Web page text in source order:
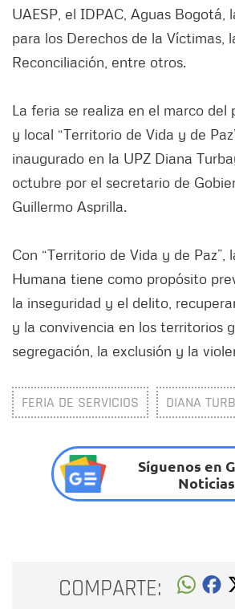
UAESP, el IDPAC, Aguas Bogotá,
para los Derechos de la Víctimas,
Reconciliación, entre otros.
La feria se realiza en el marco del
y local “Territorio de Vida y de
inaugurado en la UPZ Diana
octubre por el secretario de
Guillermo Asprilla.
Con “Territorio de Vida y de Paz”,
Humana tiene como propósito
la inseguridad y el delito,
y la convivencia en los territorios
segregación, la exclusión y la
FERIA DE SERVICIOS DIANA
Síguenos en
Noticias
COMPARTE: